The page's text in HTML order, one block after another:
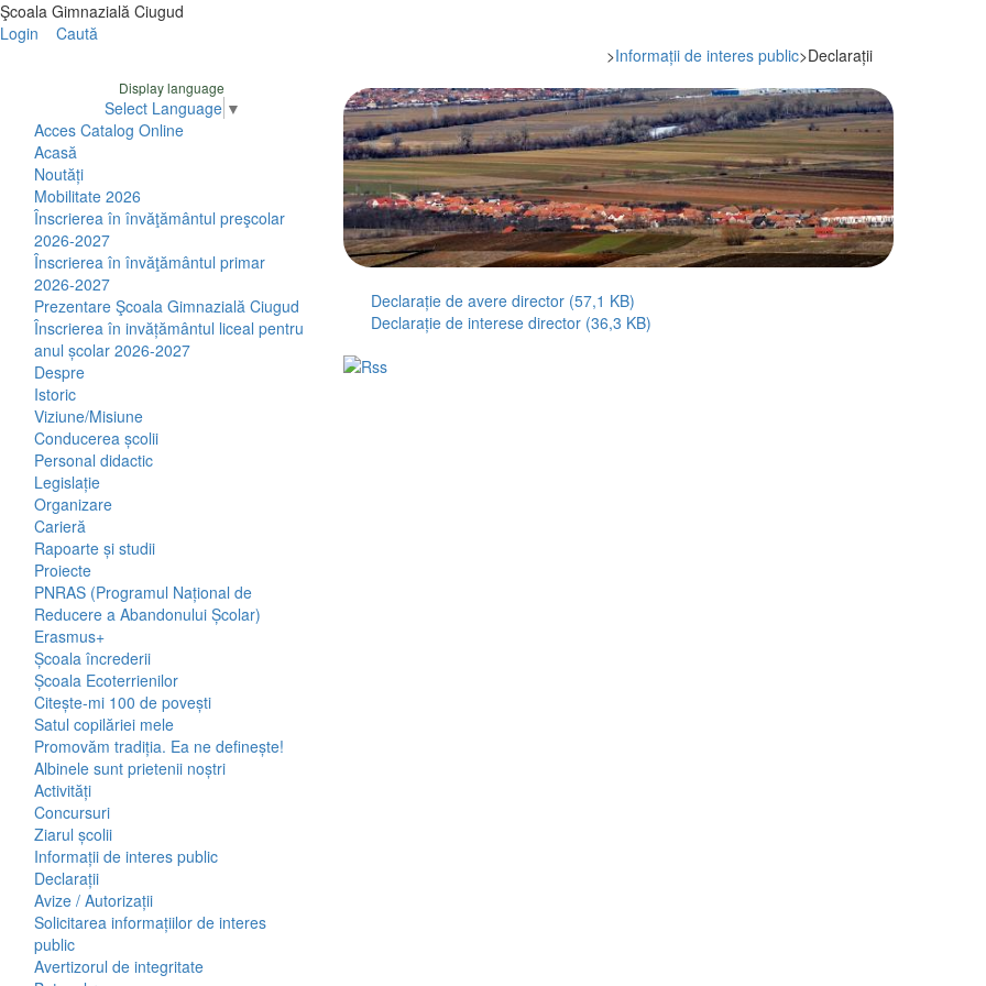
Şcoala Gimnazială Ciugud
Login
Caută
>Informații de interes public>Declarații
Display language
Select Language ▼
Acces Catalog Online
Acasă
Noutăți
Mobilitate 2026
Înscrierea în învăţământul preşcolar
2026-2027
Înscrierea în învăţământul primar
2026-2027
Prezentare Şcoala Gimnazială Ciugud
Înscrierea în invățământul liceal pentru
anul școlar 2026-2027
Despre
Istoric
Viziune/Misiune
Conducerea școlii
Personal didactic
Legislație
Organizare
Carieră
Rapoarte și studii
Proiecte
PNRAS (Programul Național de
Reducere a Abandonului Școlar)
Erasmus+
Școala încrederii
Școala Ecoterrienilor
Citește-mi 100 de povești
Satul copilăriei mele
Promovăm tradiția. Ea ne definește!
Albinele sunt prietenii noștri
Activități
Concursuri
Ziarul școlii
Informații de interes public
Declarații
Avize / Autorizații
Solicitarea informațiilor de interes
public
Avertizorul de integritate
Declarație de avere director (57,1 KB)
Declarație de interese director (36,3 KB)